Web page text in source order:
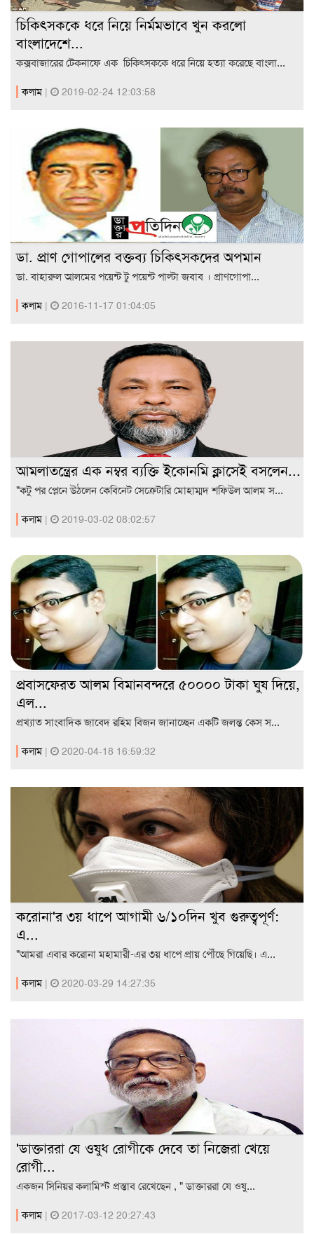
চিকিৎসককে ধরে নিয়ে নির্মমভাবে খুন করলো
বাংলাদেশে...
কক্সবাজারের টেকনাফে এক চিকিৎসককে ধরে নিয়ে হত্যা করেছে বাংলা...
কলাম | 2019-02-24 12:03:58
ডা. প্রাণ গোপালের বক্তব্য চিকিৎসকদের অপমান
ডা. বাহারুল আলমের পয়েন্ট টু পয়েন্ট পাল্টা জবাব । প্রাণগোপা...
কলাম | 2016-11-17 01:04:05
আমলাতন্ত্রের এক নম্বর ব্যক্তি ইকোনমি ক্লাসেই বসলেন...
"কটু পর প্লেনে উঠলেন কেবিনেট সেক্রেটারি মোহাম্মদ শফিউল আলম স...
কলাম | 2019-03-02 08:02:57
প্রবাসফেরত আলম বিমানবন্দরে ৫০০০০ টাকা ঘুষ দিয়ে,
এল...
প্রখ্যাত সাংবাদিক জাবেদ রহিম বিজন জানাচ্ছেন একটি জলন্ত কেস স...
কলাম | 2020-04-18 16:59:32
করোনা'র ৩য় ধাপে আগামী ৬/১০দিন খুব গুরুত্বপূর্ণ:
এ...
"আমরা এবার করোনা মহামারী-এর ৩য় ধাপে প্রায় পৌঁছে গিয়েছি। এ...
কলাম | 2020-03-29 14:27:35
'ডাক্তাররা যে ওষুধ রোগীকে দেবে তা নিজেরা খেয়ে
রোগী...
একজন সিনিয়র কলামিস্ট প্রস্তাব রেখেছেন , " ডাক্তাররা যে ওষু...
কলাম | 2017-03-12 20:27:43